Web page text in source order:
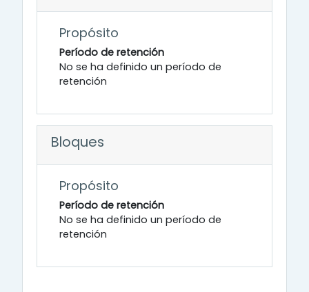
Propósito
Período de retención
No se ha definido un período de
retención
Bloques
Propósito
Período de retención
No se ha definido un período de
retención